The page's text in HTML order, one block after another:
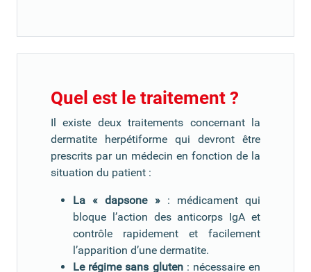
Quel est le traitement ?
Il existe deux traitements concernant la
dermatite herpétiforme qui devront être
prescrits par un médecin en fonction de la
situation du patient :
La « dapsone »: médicament qui
bloque l’action des anticorps IgA et
contrôle rapidement et facilement
l’apparition d’une dermatite.
Le régime sans gluten: nécessaire en